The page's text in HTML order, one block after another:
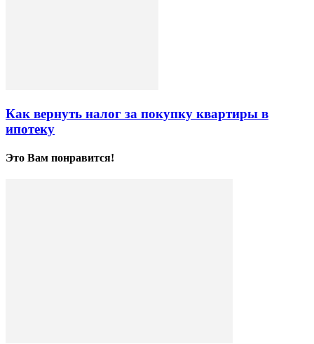
Как вернуть налог за покупку квартиры в
ипотеку
Это Вам понравится!